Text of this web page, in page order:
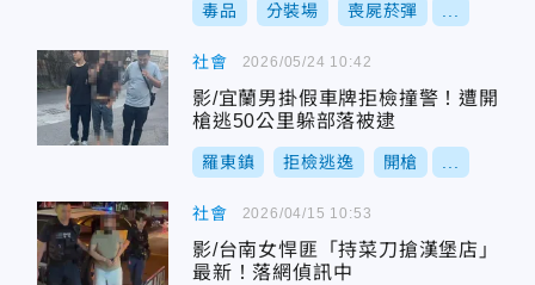
毒品 分裝場 喪屍菸彈
社會
影/宜蘭男掛假車牌拒檢撞警！遭開
槍逃50公里躲部落被逮
羅東鎮 拒檢逃逸 開槍
2026/05/24 10:42
社會
影/台南女悍匪「持菜刀搶漢堡店」
最新！落網偵訊中
2026/04/15 10:53